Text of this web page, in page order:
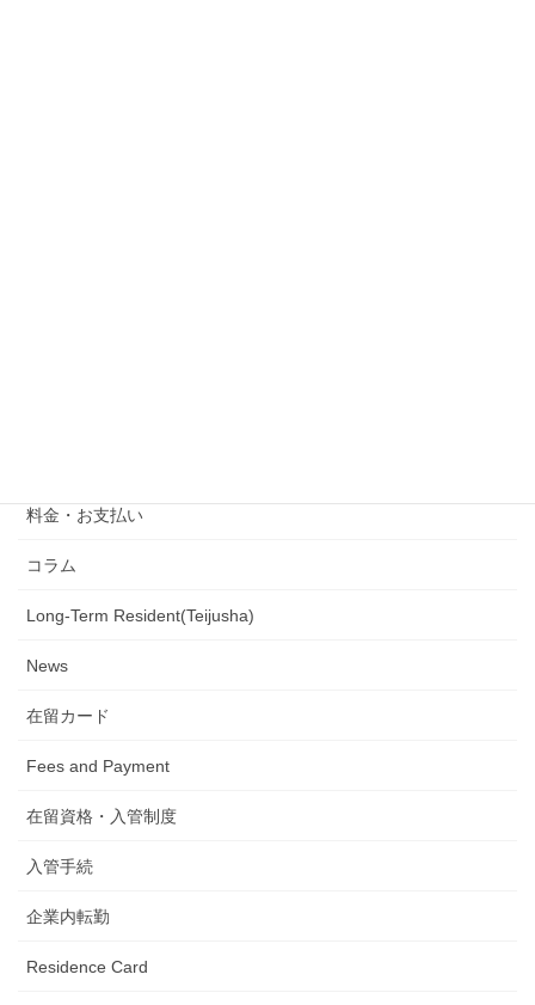
料金・お支払い
コラム
Long-Term Resident(Teijusha)
News
在留カード
Fees and Payment
在留資格・入管制度
入管手続
企業内転勤
Residence Card